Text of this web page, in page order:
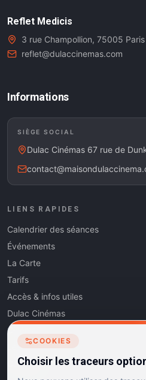
Reflet Medicis
3 rue Champollion, 75005 Paris
reflet@dulaccinemas.com
Informations
SIÈGE SOCIAL
Dulac Cinémas 67 rue de
LIENS RAPIDES
Calendrier des séances
Événements
La Carte
Tarifs
Accès & infos utiles
Dulac Cinémas
Cinéma5
Les Dits de l'Art
Contact
COOKIES
Choisir les traceurs